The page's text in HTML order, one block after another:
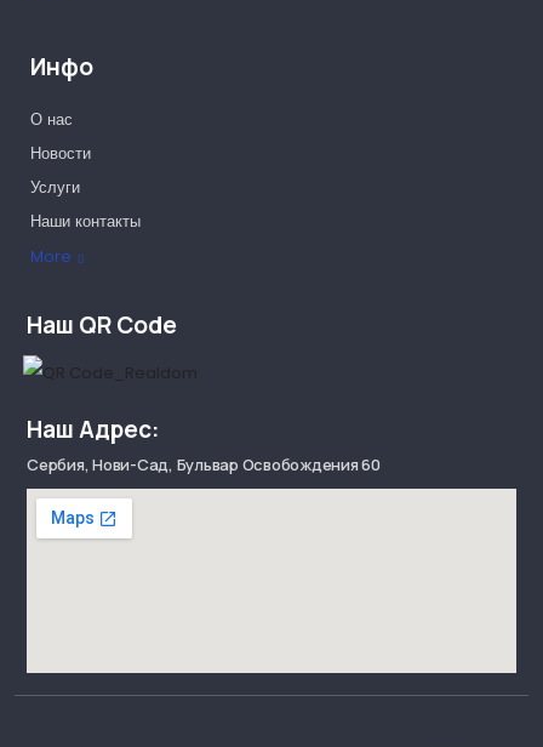
Инфо
More
О нас
Новости
Услуги
Наши контакты
Наши партнеры
Наш QR Code
Наш Адрес:
Сербия, Нови-Сад, Бульвар Освобождения 60